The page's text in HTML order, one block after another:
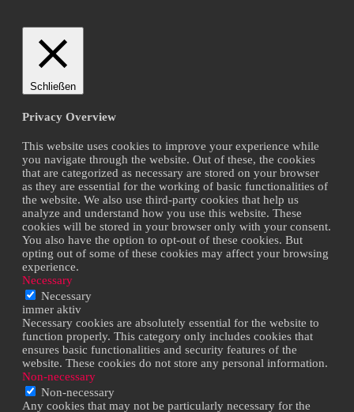
Schließen
Privacy Overview
This website uses cookies to improve your experience while
you navigate through the website. Out of these, the cookies
that are categorized as necessary are stored on your browser
as they are essential for the working of basic functionalities of
the website. We also use third-party cookies that help us
analyze and understand how you use this website. These
cookies will be stored in your browser only with your consent.
You also have the option to opt-out of these cookies. But
opting out of some of these cookies may affect your browsing
experience.
Necessary
Necessary
immer aktiv
Necessary cookies are absolutely essential for the website to
function properly. This category only includes cookies that
ensures basic functionalities and security features of the
website. These cookies do not store any personal information.
Non-necessary
Non-necessary
Any cookies that may not be particularly necessary for the